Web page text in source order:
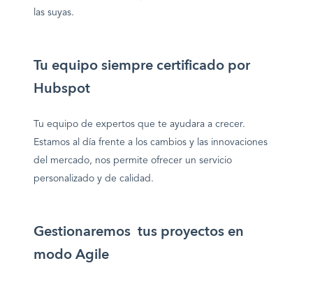
las suyas.
Tu equipo siempre certificado por
Hubspot
Tu equipo de expertos que te ayudara a crecer.
Estamos al día frente a los cambios y las innovaciones
del mercado, nos permite ofrecer un servicio
personalizado y de calidad.
Gestionaremos tus proyectos en
modo Agile